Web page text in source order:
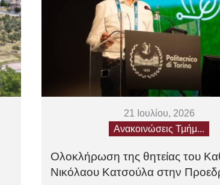
21 Ιουλίου, 2026
Ανακοινώσεις Τμήμ...
Ολοκλήρωση της θητείας του
Νικόλαου Κατσούλα στην